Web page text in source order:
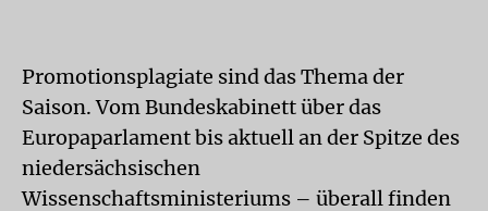
Promotionsplagiate sind das Thema der
Saison. Vom Bundeskabinett über das
Europaparlament bis aktuell an der Spitze des
niedersächsischen
Wissenschaftsministeriums – überall finden